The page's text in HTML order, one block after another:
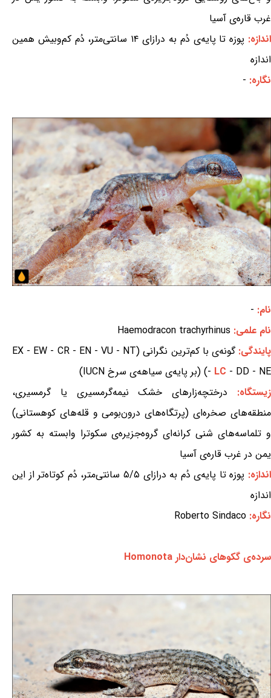
غرب قاره‌ی آسیا
اندازه:
پوزه تا پایه‌ی دُم به درازای ۱۴ سانتی‌متر، دُم کم‌وبیش همین
اندازه
نگاره: -
نام: -
نام علمی: Haemodracon trachyrhinus
پایندگی:
گونه‌ی با کم‌ترین نگرانی (EX - EW - CR - EN - VU - NT
- LC - DD - NE) (بر پایه‌ی سیاهه‌ی سرخ IUCN)
زیستگاه: درختچه‌زارهای خشک نیمه‌گرمسیری یا گرمسیری،
منطقه‌های صخره‌ای (پرتگاه‌های درون‌بومی و قله‌های کوهستانی)
و تلماسه‌های شنی کرانه‌ای گروه‌جزیره‌ی سکوترا وابسته به کشور
یمن در غرب قاره‌ی آسیا
اندازه:
پوزه تا پایه‌ی دُم به درازای ۵/۵ سانتی‌متر، دُم کوتاه‌تر از این
اندازه
نگاره: Roberto Sindaco
سرده‌ی گکوهای نشان‌دار Homonota